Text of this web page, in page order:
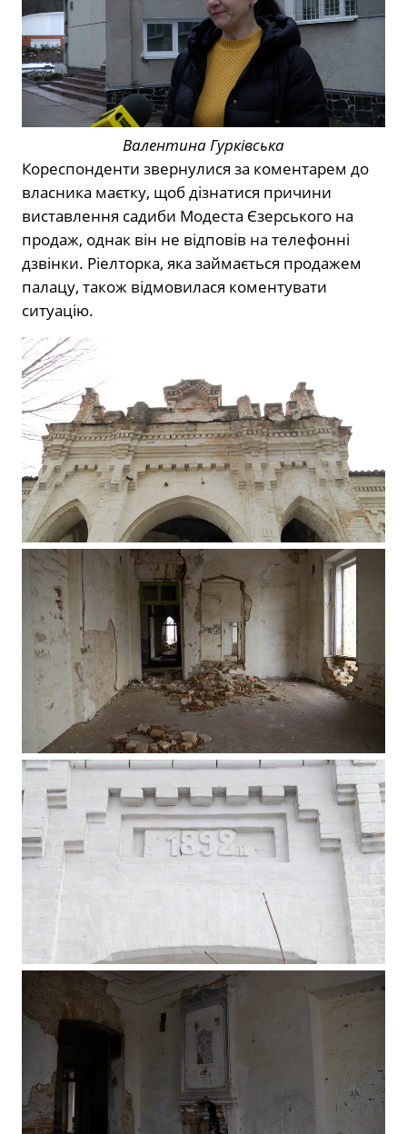
Валентина Гурківська
Кореспонденти звернулися за коментарем до
власника маєтку, щоб дізнатися причини
виставлення садиби Модеста Єзерського на
продаж, однак він не відповів на телефонні
дзвінки. Ріелторка, яка займається продажем
палацу, також відмовилася коментувати
ситуацію.